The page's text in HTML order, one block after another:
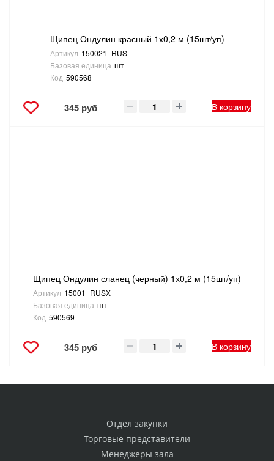
Щипец Ондулин красный 1х0,2 м (15шт/уп)
Артикул 150021_RUS
Базовая единица шт
Код 590568
345 руб В корзину
Щипец Ондулин сланец (черный) 1х0,2 м (15шт/уп)
Артикул 15001_RUSХ
Базовая единица шт
Код 590569
345 руб В корзину
Отдел закупки
Торговые представители
Менеджеры зала